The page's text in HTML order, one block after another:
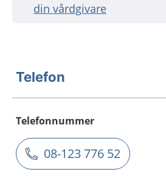
din vårdgivare
Telefon
Telefonnummer
08-123 776 52